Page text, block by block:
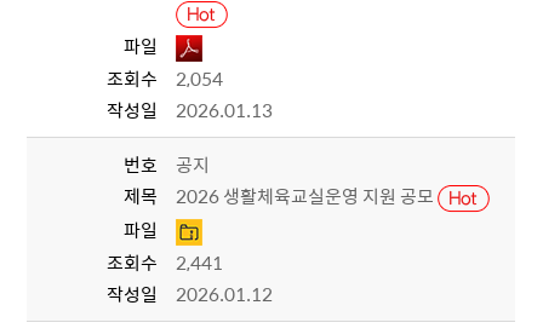
파일
조회수
2,054
작성일
2026.01.13
번호
공지
제목
2026 생활체육교실운영 지원 공모
파일
조회수
2,441
작성일
2026.01.12